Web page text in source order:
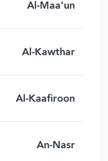
Al-Maa'un
Al-Kawthar
Al-Kaafiroon
An-Nasr